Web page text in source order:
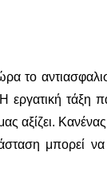
το
εργατική
Κανένας
μπορεί